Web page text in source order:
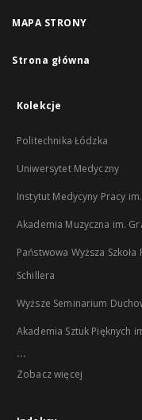
MAPA STRONY
Strona główna
Kolekcje
Politechnika Łódzka
Uniwersytet Medyczny
Instytut Medycyny Pracy
Akademia Muzyczna im.
Państwowa Wyższa
Schillera
Wyższe Seminarium
Akademia Sztuk Pięknych
...
Zobacz więcej